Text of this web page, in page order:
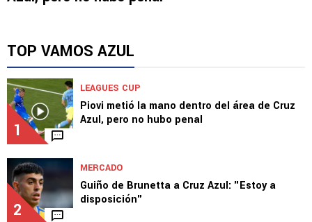
TOP VAMOS AZUL
1
LEAGUES CUP
Piovi metió la mano dentro del área de Cruz
Azul, pero no hubo penal
2
MERCADO
Guiño de Brunetta a Cruz Azul: "Estoy a
disposición"